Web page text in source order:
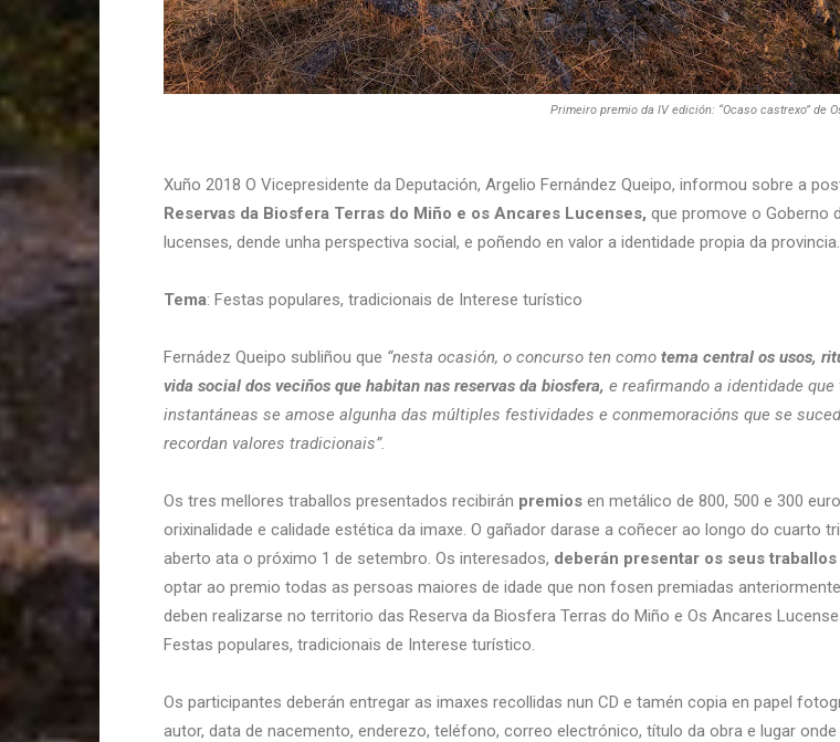
Primeiro premio da IV edición: “Ocaso castrexo” de
Xuño 2018 O Vicepresidente da Deputación, Argelio Fernández Queipo, informou sobre a
Reservas da Biosfera Terras do Miño e os Ancares Lucenses, que promove o Goberno
lucenses, dende unha perspectiva social, e poñendo en valor a identidade propia da provincia.
Tema: Festas populares, tradicionais de Interese turístico
Fernádez Queipo subliñou que “nesta ocasión, o concurso ten como tema central os usos,
vida social dos veciños que habitan nas reservas da biosfera, e reafirmando a identidade
instantáneas se amose algunha das múltiples festividades e conmemoracións que se
recordan valores tradicionais”.
Os tres mellores traballos presentados recibirán premios en metálico de 800, 500 e 300
orixinalidade e calidade estética da imaxe. O gañador darase a coñecer ao longo do cuarto
aberto ata o próximo 1 de setembro. Os interesados, deberán presentar os seus traballos
optar ao premio todas as persoas maiores de idade que non fosen premiadas
deben realizarse no territorio das Reserva da Biosfera Terras do Miño e Os Ancares
Festas populares, tradicionais de Interese turístico.
Os participantes deberán entregar as imaxes recollidas nun CD e tamén copia en papel
autor, data de nacemento, enderezo, teléfono, correo electrónico, título da obra e lugar